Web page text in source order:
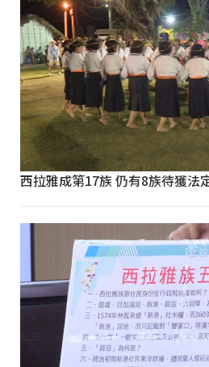
西拉雅成第17族 仍有8族待獲法